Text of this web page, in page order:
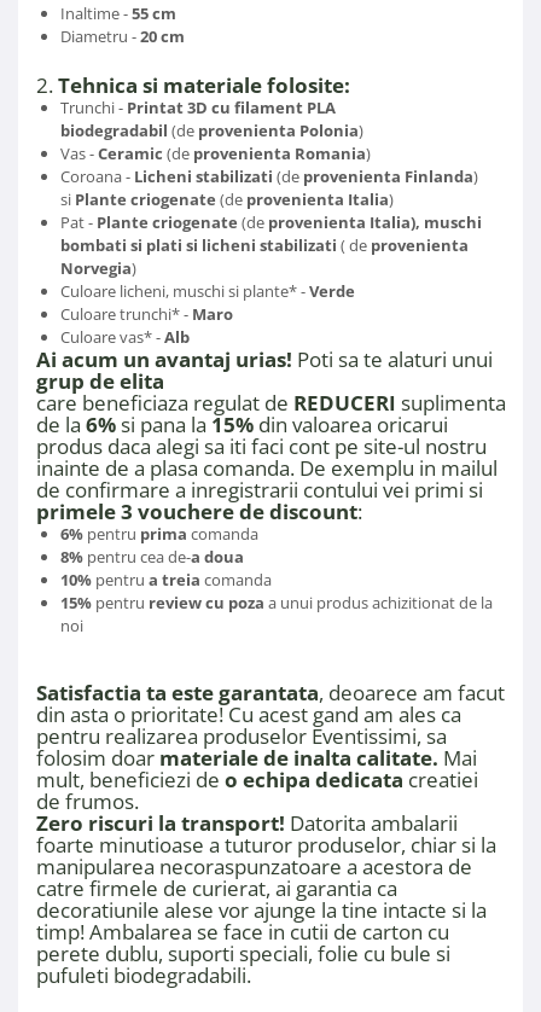
Inaltime -55 cm
Diametru -20 cm
2.Tehnica si materiale folosite:
Trunchi - Printat 3D cu filament PLA
biodegradabil (de provenienta Polonia)
Vas -Ceramic (de provenienta Romania)
Coroana - Licheni stabilizati (de provenienta Finlanda)
si Plante criogenate (de provenienta Italia)
Pat - Plante criogenate (de provenienta Italia), muschi
bombati si plati si licheni stabilizati ( de provenienta
Norvegia)
Culoare licheni, muschi si plante* -Verde
Culoare trunchi* - Maro
Culoare vas* -Alb
Ai acum un avantaj urias! Poti sa te alaturi unui
grup de elita
care beneficiaza regulat de REDUCERI suplimentare
de la 6%si pana la 15% din valoarea oricarui
produs daca alegi sa iti faci cont pe site-ul nostru
inainte de a plasa comanda. De exemplu in mailul
de confirmare a inregistrarii contului vei primi si
primele 3 vouchere de discount:
6% pentru prima comanda
8% pentru cea de-a doua
10% pentru a treia comanda
15% pentru review cu poza a unui produs achizitionat de la
noi
Satisfactia ta este garantata, deoarece am facut
din asta o prioritate! Cu acest gand am ales ca
pentru realizarea produselor Eventissimi, sa
folosim doar materiale de inalta calitate. Mai
mult, beneficiezi de o echipa dedicata creatiei
de frumos.
Zero riscuri la transport! Datorita ambalarii
foarte minutioase a tuturor produselor, chiar si la
manipularea necoraspunzatoare a acestora de
catre firmele de curierat, ai garantia ca
decoratiunile alese vor ajunge la tine intacte si la
timp! Ambalarea se face in cutii de carton cu
perete dublu, suporti speciali, folie cu bule si
pufuleti biodegradabili.